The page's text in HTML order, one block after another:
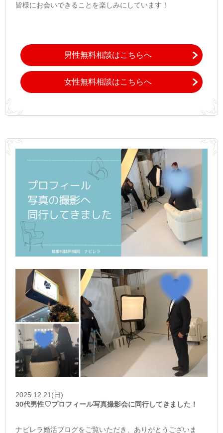
皆様にお会いできることを楽しみにしています！
男性無料相談はこちらへ
女性無料相談はこちらへ
2025.12.21(日)
30代男性♡プロフィール写真撮影会に同行してきました！
ナビレラ婚活ブログをご覧いただき、ありがとうございま